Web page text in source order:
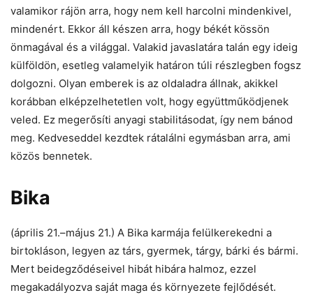
valamikor rájön arra, hogy nem kell harcolni mindenkivel,
mindenért. Ekkor áll készen arra, hogy békét kössön
önmagával és a világgal. Valakid javaslatára talán egy ideig
külföldön, esetleg valamelyik határon túli részlegben fogsz
dolgozni. Olyan emberek is az oldaladra állnak, akikkel
korábban elképzelhetetlen volt, hogy együttműködjenek
veled. Ez megerősíti anyagi stabilitásodat, így nem bánod
meg. Kedveseddel kezdtek rátalálni egymásban arra, ami
közös bennetek.
Bika
(április 21.–május 21.) A Bika karmája felülkerekedni a
birtokláson, legyen az társ, gyermek, tárgy, bárki és bármi.
Mert beidegződéseivel hibát hibára halmoz, ezzel
megakadályozva saját maga és környezete fejlődését.